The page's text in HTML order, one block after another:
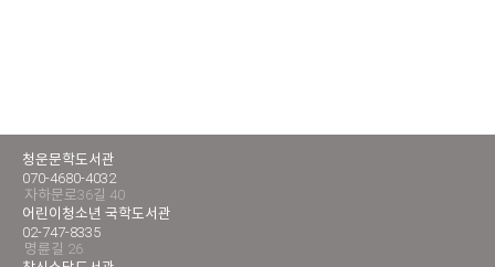
청운문학도서관
070-4680-4032
자하문로36길 40
어린이청소년 국학도서관
02-747-8335
명륜길 26